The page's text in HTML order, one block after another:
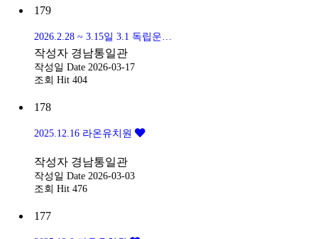
179
작성자 경남통일관
작성일 Date 2026-03-17
조회 Hit 404
178
2025.12.16 라온유치원
작성자 경남통일관
작성일 Date 2026-03-03
조회 Hit 476
177